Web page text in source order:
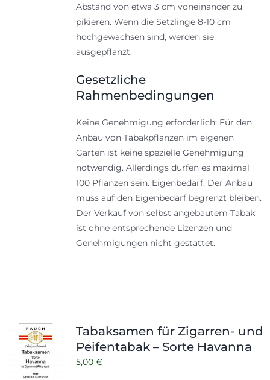
Abstand von etwa 3 cm voneinander zu
pikieren. Wenn die Setzlinge 8-10 cm
hochgewachsen sind, werden sie
ausgepflanzt.
Gesetzliche
Rahmenbedingungen
Keine Genehmigung erforderlich: Für den
Anbau von Tabakpflanzen im eigenen
Garten ist keine spezielle Genehmigung
notwendig. Allerdings dürfen es maximal
100 Pflanzen sein. Eigenbedarf: Der Anbau
muss auf den Eigenbedarf begrenzt bleiben.
Der Verkauf von selbst angebautem Tabak
ist ohne entsprechende Lizenzen und
Genehmigungen nicht gestattet.
Tabaksamen für Zigarren- und
Peifentabak – Sorte Havanna
5,00 €